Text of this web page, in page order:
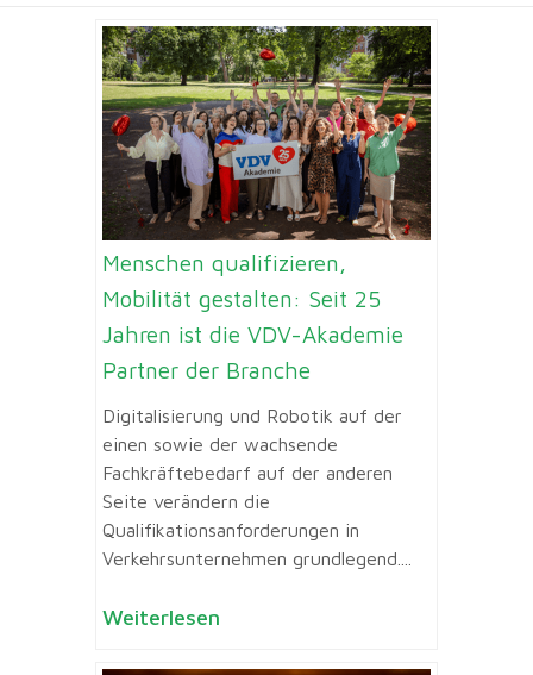
Menschen qualifizieren,
Mobilität gestalten: Seit 25
Jahren ist die VDV-Akademie
Partner der Branche
Digitalisierung und Robotik auf der
einen sowie der wachsende
Fachkräftebedarf auf der anderen
Seite verändern die
Qualifikationsanforderungen in
Verkehrsunternehmen grundlegend....
Weiterlesen